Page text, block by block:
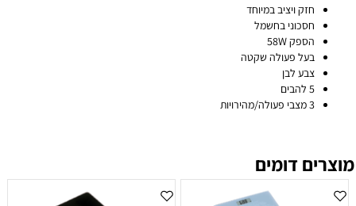
חזק ויציב במיוחד
חסכוני בחשמל
הספק 58W
בעל פעולה שקטה
צבע לבן
5 להבים
3 מצבי פעולה/מהירויות
מוצרים דומים